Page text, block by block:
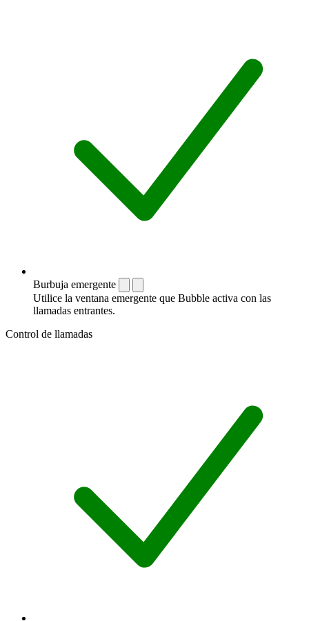
Burbuja emergente
Utilice la ventana emergente que Bubble activa con las
llamadas entrantes.
Control de llamadas